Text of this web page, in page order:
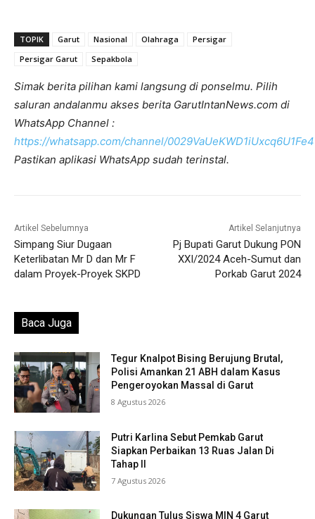
TOPIK Garut Nasional Olahraga
Persigar
Persigar Garut
Sepakbola
Simak berita pilihan kami langsung di ponselmu. Pilih
saluran andalanmu akses berita GarutIntanNews.com di
WhatsApp Channel :
https://whatsapp.com/channel/
Pastikan aplikasi WhatsApp sudah terinstal.
Artikel Sebelumnya
Simpang Siur Dugaan
Keterlibatan Mr D dan Mr F
dalam Proyek-Proyek SKPD
Artikel Selanjutnya
Pj Bupati Garut Dukung PON
XXI/2024 Aceh-Sumut dan
Porkab Garut 2024
Baca Juga
Tegur Knalpot Bising Berujung Brutal,
Polisi Amankan 21 ABH dalam Kasus
Pengeroyokan Massal di Garut
8 Agustus 2026
Putri Karlina Sebut Pemkab Garut
Siapkan Perbaikan 13 Ruas Jalan Di
Tahap II
7 Agustus 2026
Dukungan Tulus Siswa MIN 4 Garut